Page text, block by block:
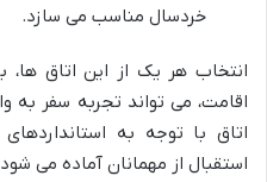
خردسال مناسب می سازد.
انتخاب هر یک از این اتاق ها،
اقامت، می تواند تجربه سفر به
اتاق با توجه به
استقبال از مهمانان آماده می